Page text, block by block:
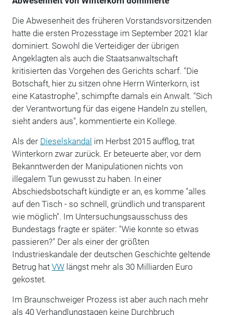
Die Abwesenheit des früheren Vorstandsvorsitzenden
hatte die ersten Prozesstage im September 2021 klar
dominiert. Sowohl die Verteidiger der übrigen
Angeklagten als auch die Staatsanwaltschaft
kritisierten das Vorgehen des Gerichts scharf. "Die
Botschaft, hier zu sitzen ohne Herrn Winterkorn, ist
eine Katastrophe", schimpfte damals ein Anwalt. "Sich
der Verantwortung für das eigene Handeln zu stellen,
sieht anders aus", kommentierte ein Kollege.
Als der Dieselskandal im Herbst 2015 aufflog, trat
Winterkorn zwar zurück. Er beteuerte aber, vor dem
Bekanntwerden der Manipulationen nichts von
illegalem Tun gewusst zu haben. In einer
Abschiedsbotschaft kündigte er an, es komme "alles
auf den Tisch - so schnell, gründlich und transparent
wie möglich". Im Untersuchungsausschuss des
Bundestags fragte er später: "Wie konnte so etwas
passieren?" Der als einer der größten
Industrieskandale der deutschen Geschichte geltende
Betrug hat VWlängst mehr als 30 Milliarden Euro
gekostet.
Im Braunschweiger Prozess ist aber auch nach mehr
als 40 Verhandlungstagen keine Durchbruch